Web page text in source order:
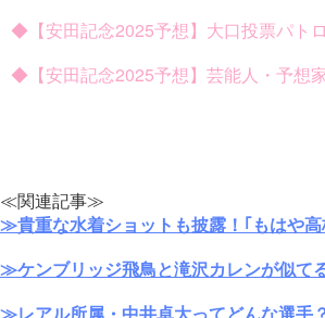
◆【安田記念2025予想】大口投票パト
◆【安田記念2025予想】芸能人・予想
≪関連記事≫
≫貴重な水着ショットも披露！｢もはや
≫ケンブリッジ飛鳥と滝沢カレンが似て
≫レアル所属・中井卓大ってどんな選手